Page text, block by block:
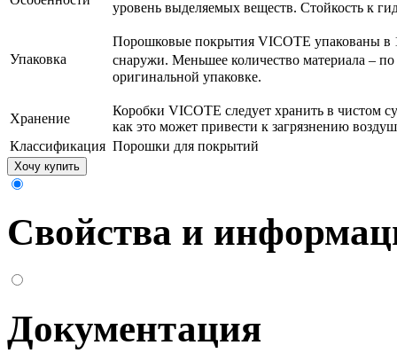
уровень выделяемых веществ. Стойкость к
Упаковка
Порошковые покрытия VICOTE упакованы в
снаружи. Меньшее количество материала –
оригинальной упаковке.
Хранение
Коробки VICOTE следует хранить в чистом
как это может привести к загрязнению
Классификация Порошки для покрытий
Хочу купить
Свойства и
Документация